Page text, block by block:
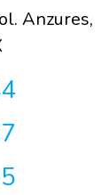
Anzures,